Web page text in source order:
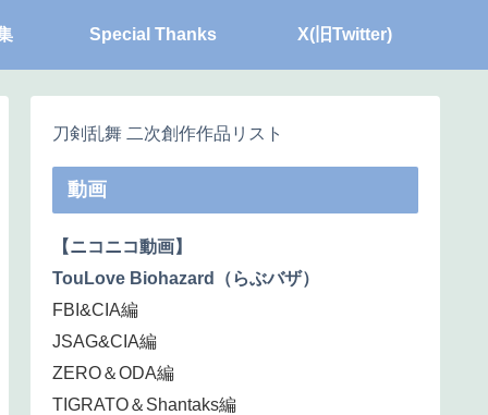
Special Thanks X(旧Twitter)
刀剣乱舞 二次創作作品リスト
動画
【ニコニコ動画】
TouLove Biohazard（らぶバザ）
FBI&CIA編
JSAG&CIA編
ZERO＆ODA編
TIGRATO＆Shantaks編